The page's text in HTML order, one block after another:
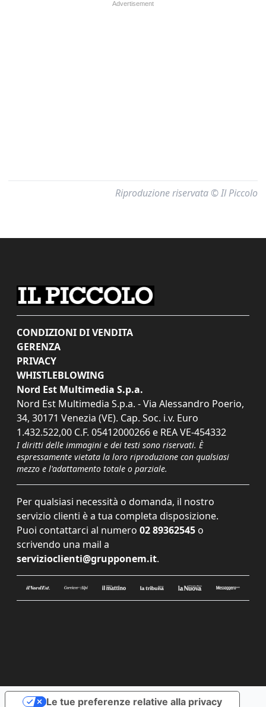
Riproduzione riservata © Il Piccolo
CONDIZIONI DI VENDITA
GERENZA
PRIVACY
WHISTLEBLOWING
Nord Est Multimedia S.p.a.
Nord Est Multimedia S.p.a. - Via Alessandro Poerio,
34, 30171 Venezia (VE). Cap. Soc. i.v. Euro
1.432.522,00 C.F. 05412000266 e REA VE-454332
I diritti delle immagini e dei testi sono riservati. È
espressamente vietata la loro riproduzione con qualsiasi
mezzo e l'adattamento totale o parziale.
Per qualsiasi necessità o domanda, il nostro
servizio clienti è a tua completa disposizione.
Puoi contattarci al numero 02 89362545 o
scrivendo una mail a
servizioclienti@grupponem.it.
Le tue preferenze relative alla privacy